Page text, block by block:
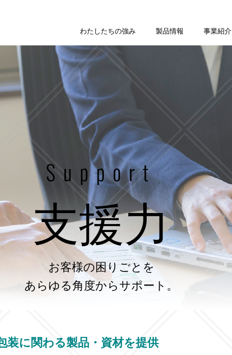
わたしたちの強み 製品情報 事業紹介
Support
支援力
お客様の困りごとを
あらゆる角度からサポート。
装に関わる製品・資材を提供